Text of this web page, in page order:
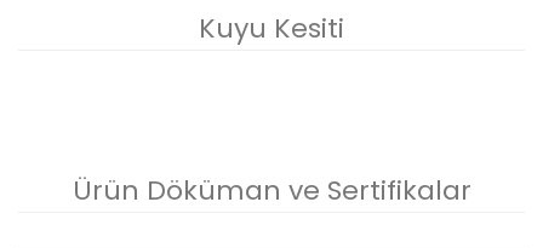
Kuyu Kesiti
Ürün Döküman ve Sertifikalar